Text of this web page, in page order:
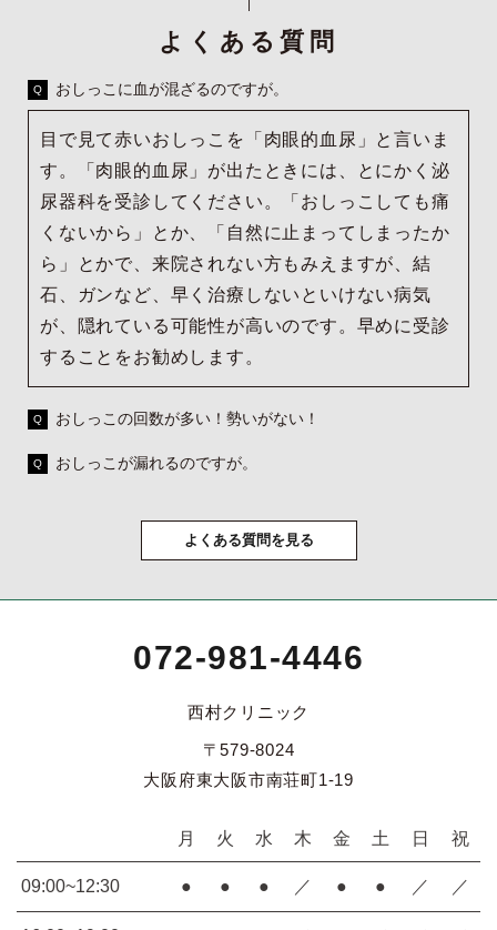
よくある質問
おしっこに血が混ざるのですが。
目で見て赤いおしっこを「肉眼的血尿」と言いま
す。「肉眼的血尿」が出たときには、とにかく泌
尿器科を受診してください。「おしっこしても痛
くないから」とか、「自然に止まってしまったか
ら」とかで、来院されない方もみえますが、結
石、ガンなど、早く治療しないといけない病気
が、隠れている可能性が高いのです。早めに受診
することをお勧めします。
おしっこの回数が多い！勢いがない！
おしっこが漏れるのですが。
よくある質問を見る
072-981-4446
西村クリニック
〒579-8024
大阪府東大阪市南荘町1-19
月 火 水 木 金 土 日 祝
09:00~12:30 ● ● ● ／ ● ● ／ ／